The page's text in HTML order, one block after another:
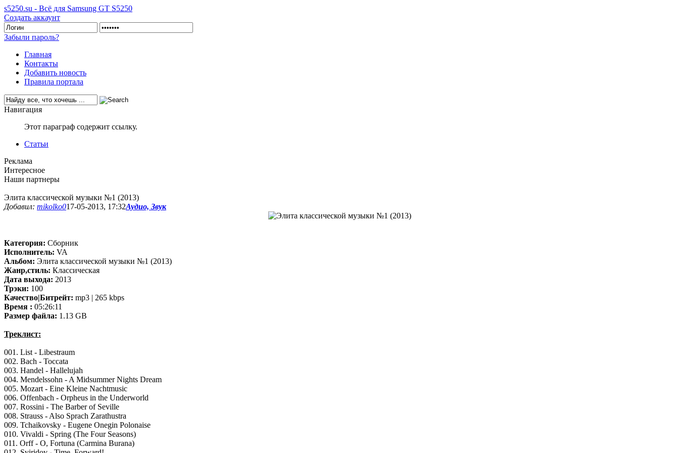
s5250.su - Всё для Samsung GT S5250
Создать аккаунт
Забыли пароль?
Главная
Контакты
Добавить новость
Правила портала
Навигация
Этот параграф содержит ссылку.
Статьи
Реклама
Интересное
Наши партнеры
Элита классической музыки №1 (2013)
Добавил: mikolko017-05-2013, 17:32Аудио, Звук
Категория: Сборник
Исполнитель: VA
Альбом: Элита классической музыки №1 (2013)
Жанр,стиль: Классическая
Дата выхода: 2013
Трэки: 100
Качество|Битрейт: mp3 | 265 kbps
Время : 05:26:11
Размер файла: 1.13 GB
Треклист:
001. List - Libestraum
002. Bach - Toccata
003. Handel - Hallelujah
004. Mendelssohn - A Midsummer Nights Dream
005. Mozart - Eine Kleine Nachtmusic
006. Offenbach - Orpheus in the Underworld
007. Rossini - The Barber of Seville
008. Strauss - Also Sprach Zarathustra
009. Tchaikovsky - Eugene Onegin Polonaise
010. Vivaldi - Spring (The Four Seasons)
011. Orff - O, Fortuna (Carmina Burana)